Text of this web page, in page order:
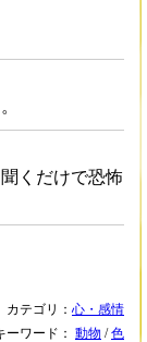
くだけで恐怖
カテゴリ： 心・感情
ーワード： 動物 /色